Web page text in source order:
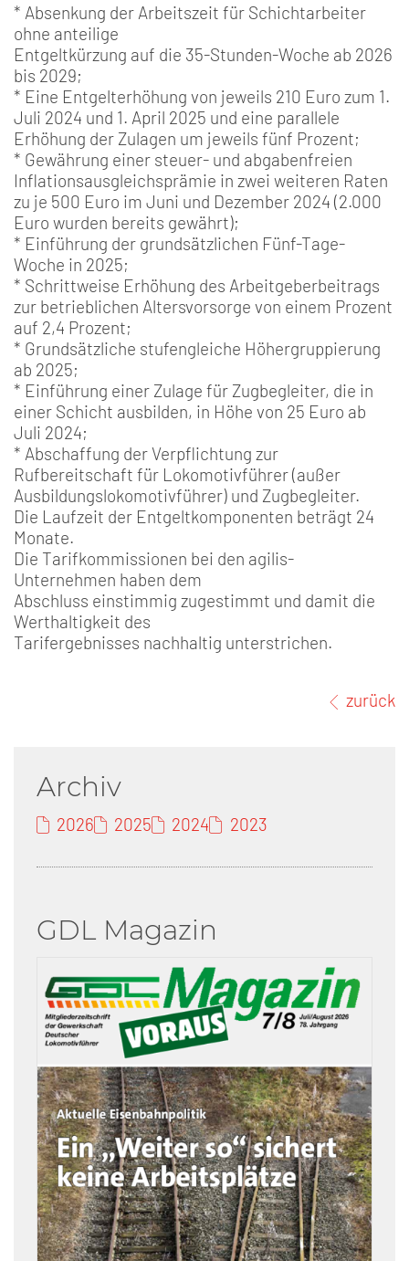
* Absenkung der Arbeitszeit für Schichtarbeiter
ohne anteilige
Entgeltkürzung auf die 35-Stunden-Woche ab 2026
bis 2029;
* Eine Entgelterhöhung von jeweils 210 Euro zum 1.
Juli 2024 und 1. April 2025 und eine parallele
Erhöhung der Zulagen um jeweils fünf Prozent;
* Gewährung einer steuer- und abgabenfreien
Inflationsausgleichsprämie in zwei weiteren Raten
zu je 500 Euro im Juni und Dezember 2024 (2.000
Euro wurden bereits gewährt);
* Einführung der grundsätzlichen Fünf-Tage-
Woche in 2025;
* Schrittweise Erhöhung des Arbeitgeberbeitrags
zur betrieblichen Altersvorsorge von einem Prozent
auf 2,4 Prozent;
* Grundsätzliche stufengleiche Höhergruppierung
ab 2025;
* Einführung einer Zulage für Zugbegleiter, die in
einer Schicht ausbilden, in Höhe von 25 Euro ab
Juli 2024;
* Abschaffung der Verpflichtung zur
Rufbereitschaft für Lokomotivführer (außer
Ausbildungslokomotivführer) und Zugbegleiter.
Die Laufzeit der Entgeltkomponenten beträgt 24
Monate.
Die Tarifkommissionen bei den agilis-
Unternehmen haben dem
Abschluss einstimmig zugestimmt und damit die
Werthaltigkeit des
Tarifergebnisses nachhaltig unterstrichen.
zurück
Archiv
2026 2025 2024 2023
GDL Magazin